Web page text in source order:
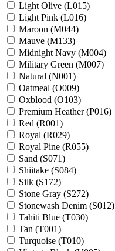
Light Olive (L015)
Light Pink (L016)
Maroon (M044)
Mauve (M133)
Midnight Navy (M004)
Military Green (M007)
Natural (N001)
Oatmeal (O009)
Oxblood (O103)
Premium Heather (P016)
Red (R001)
Royal (R029)
Royal Pine (R055)
Sand (S071)
Shiitake (S084)
Silk (S172)
Stone Gray (S272)
Stonewash Denim (S012)
Tahiti Blue (T030)
Tan (T001)
Turquoise (T010)